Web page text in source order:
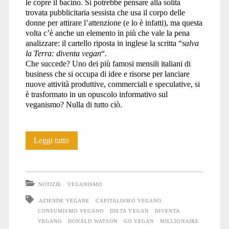
le copre il bacino. Si potrebbe pensare alla solita
trovata pubblicitaria sessista che usa il corpo delle
donne per attirare l’attenzione (e lo è infatti), ma questa
volta c’è anche un elemento in più che vale la pena
analizzare: il cartello riposta in inglese la scritta “salva
la Terra: diventa vegan“.
Che succede? Uno dei più famosi mensili italiani di
business che si occupa di idee e risorse per lanciare
nuove attività produttive, commerciali e speculative, si
è trasformato in un opuscolo informativo sul
veganismo? Nulla di tutto ciò.
Leggi tuttoCome
di
NOTIZIE VEGANISMO
AZIENDE VEGANE
CAPITALISMO VEGANO
CONSUMISMO VEGANO
DIETA VEGAN
DIVENTA
VEGANO
DONALD WATSON GO VEGAN
MILLIONAIRE